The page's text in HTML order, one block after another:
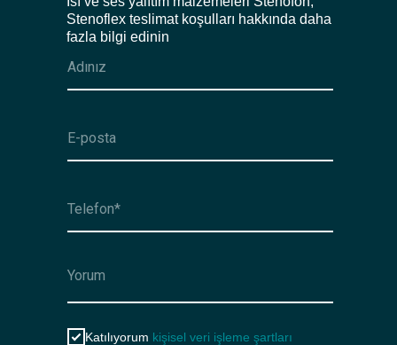
Stenoflex teslimat koşulları hakkında daha
fazla bilgi edinin
Katılıyorum kişisel veri işleme şartları